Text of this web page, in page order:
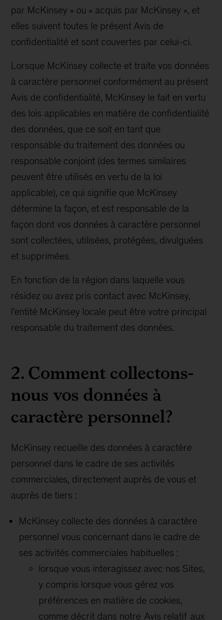
par McKinsey » ou « acquis par McKinsey », et
elles suivent toutes le présent Avis de
confidentialité et sont couvertes par celui-ci.
Lorsque McKinsey collecte et traite vos données
à caractère personnel conformément au présent
Avis de confidentialité, McKinsey le fait en vertu
des lois applicables en matière de confidentialité
des données, que ce soit en tant que
responsable du traitement des données ou
responsable conjoint (des termes similaires
peuvent être utilisés en vertu de la loi
applicable), ce qui signifie que McKinsey
détermine la façon, et est responsable de la
façon dont vos données à caractère personnel
sont collectées, utilisées, protégées, divulguées
et supprimées.
En fonction de la région dans laquelle vous
résidez ou avez pris contact avec McKinsey,
l’entité McKinsey locale peut être votre principal
responsable du traitement des données.
2. Comment collectons-
nous vos données à
caractère personnel?
McKinsey recueille des données à caractère
personnel dans le cadre de ses activités
commerciales, directement auprès de vous et
auprès de tiers :
McKinsey collecte des données à caractère
personnel vous concernant dans le cadre de
ses activités commerciales habituelles :
lorsque vous interagissez avec nos Sites,
y compris lorsque vous gérez vos
préférences en matière de cookies,
comme décrit dans notre Avis relatif aux